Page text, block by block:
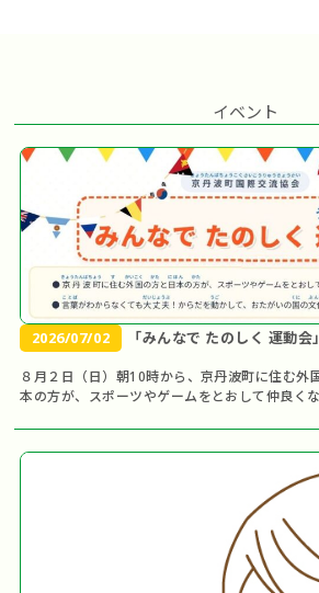
イベント
2026/07/02
「みんなで たのしく 運動会
８月２日（日）朝10時から、京丹波町に住む外
本の方が、スポーツやゲームをとおして仲良く